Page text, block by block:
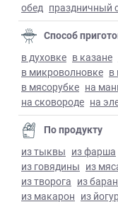
обед праздничный
Способ
в духовке в казане
в микроволновке в
в мясорубке на
на сковороде на
По продукту
из тыквы из фарша
из говядины из
из творога из
из макарон из